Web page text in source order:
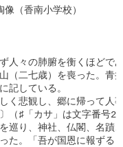
香南小学校）
人々の肺腑を衡くほどで
二七歳）を喪った。青
記している。
悲観し、郷に帰って人
♯「カサ」は文字番号
り、神社、仏閣、名蹟
。「吾が国恩に報ずる